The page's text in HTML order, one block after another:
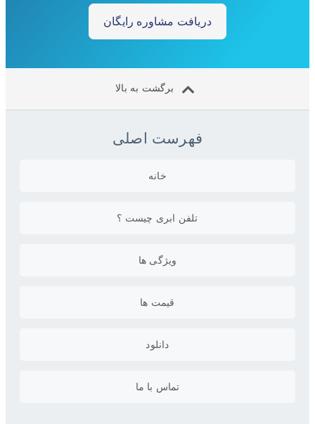
دریافت مشاوره رایگان
برگشت به بالا
فهرست اصلی
خانه
تلفن ابری چیست ؟
ویژگی ها
قیمت ها
دانلود
تماس با ما